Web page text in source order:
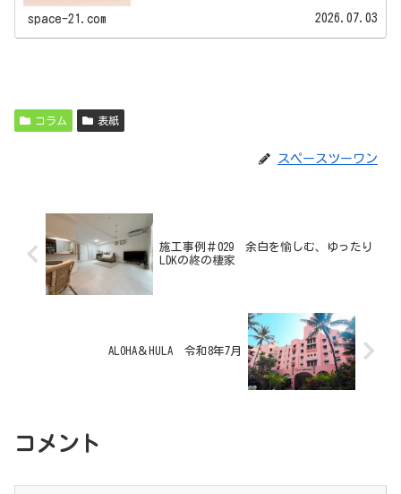
space-21.com 2026.07.03
コラム 表紙
スペースツーワン
施工事例＃029 余白を愉しむ、ゆったり
LDKの終の棲家
ALOHA＆HULA 令和8年7月
コメント